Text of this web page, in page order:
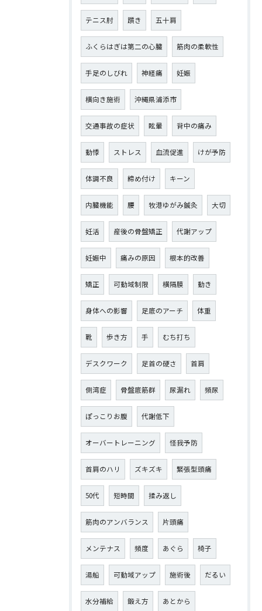
テニス肘 躓き 五十肩
ふくらはぎは第二の心臓 筋肉の柔軟性
手足のしびれ 神経痛 妊娠
横向き施術 沖縄県浦添市
交通事故の症状 眩暈 背中の痛み
動悸 ストレス 血流促進 けが予防
体調不良 締め付け キーン
内臓機能 腰 牧港ゆがみ鍼灸 大切
妊活 産後の骨盤矯正 代謝アップ
妊娠中 痛みの原因 根本的改善
矯正 可動域制限 横隔膜 動き
身体への影響 足底のアーチ 体重
靴 歩き方 手 むち打ち
デスクワーク 足首の硬さ 首肩
側湾症 骨盤底筋群 尿漏れ 頻尿
ぽっこりお腹 代謝低下
オーバートレーニング 怪我予防
首肩のハリ ズキズキ 緊張型頭痛
50代 短時間 揉み返し
筋肉のアンバランス 片頭痛
メンテナス 頻度 あぐら 椅子
湯船 可動域アップ 施術後 だるい
水分補給 鍛え方 あとから